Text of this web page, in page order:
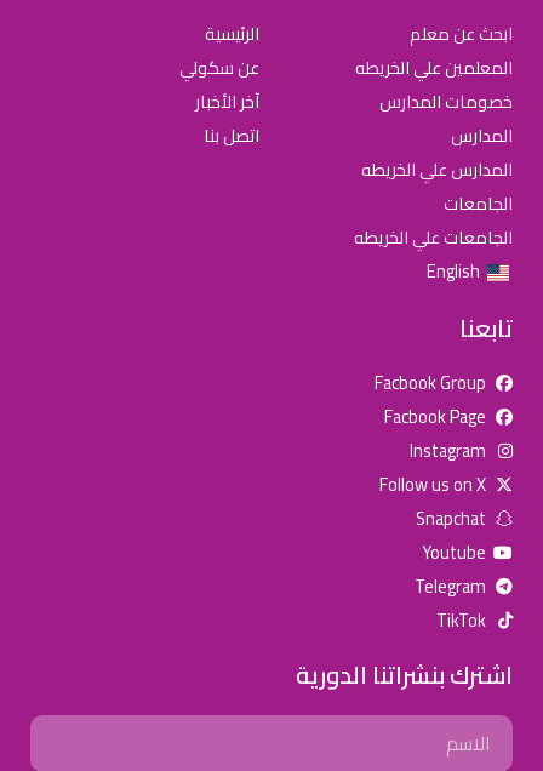
ابحث عن معلم
المعلمين علي الخريطه
خصومات المدارس
المدارس
المدارس علي الخريطه
الجامعات
الجامعات علي الخريطه
English
الرئيسية
عن سكولي
آخر الأخبار
اتصل بنا
تابعنا
Facbook Group
Facbook Page
Instagram
Follow us on X
Snapchat
Youtube
Telegram
TikTok
اشترك بنشراتنا الدورية
Name
للإعلان على منصة سكولي وجروب مدارس عالمية وأهلية يشرفنا
جروب فيسبوك